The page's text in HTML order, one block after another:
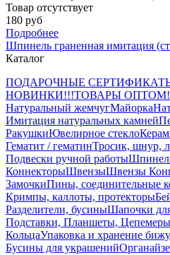
Товар отсутствует
180 руб
Подробнее
Шпинель граненная имитация
Каталог
ПОДАРОЧНЫЕ
НОВИНКИ!!!ТОВАРЫ ОПТОМ!
Натуральный жемчугМайорка
Имитация натуральных камней
РакушкиЮвелирное стекло
Гематит / гематинТросик, шнур,
Подвески ручной работы
КоннекторыШвензыШвензы
ЗамочкиПины, соединительные
Кримпы, каллоты, протекторы
Разделители, бусиныШапочки
Подставки, Планшеты, Цепемеры
КольцаУпаковка и хранение
Бусины для украшений